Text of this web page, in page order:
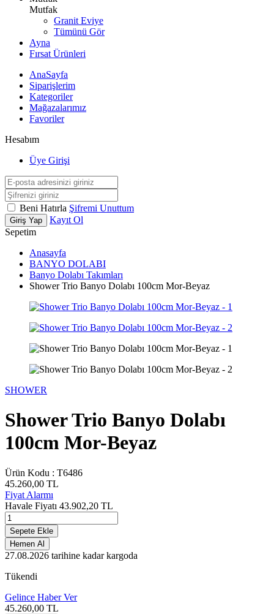
Mutfak
Granit Eviye
Tümünü Gör
Ayna
Fırsat Ürünleri
AnaSayfa
Siparişlerim
Kategoriler
Mağazalarımız
Favoriler
Hesabım
Üye Girişi
Beni Hatırla Şifremi Unuttum
Giriş Yap
Kayıt Ol
Sepetim
Anasayfa
BANYO DOLABI
Banyo Dolabı Takımları
Shower Trio Banyo Dolabı 100cm Mor-Beyaz
SHOWER
Shower Trio Banyo Dolabı
100cm Mor-Beyaz
Ürün Kodu : T6486
45.260,00 TL
Fiyat Alarmı
Havale Fiyatı 43.902,20 TL
Sepete Ekle
Hemen Al
27.08.2026 tarihine kadar kargoda
Tükendi
Gelince Haber Ver
45.260,00 TL